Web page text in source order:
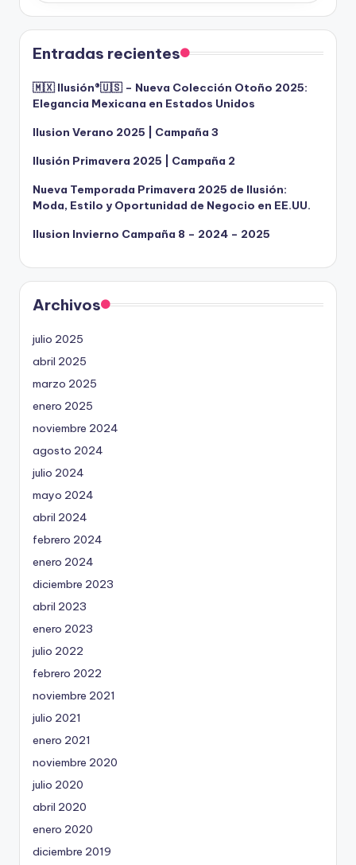
Entradas recientes
🇲🇽 Ilusión®️🇺🇸 – Nueva Colección Otoño 2025:
Elegancia Mexicana en Estados Unidos
Ilusion Verano 2025 | Campaña 3
Ilusión Primavera 2025 | Campaña 2
Nueva Temporada Primavera 2025 de Ilusión:
Moda, Estilo y Oportunidad de Negocio en EE.UU.
Ilusion Invierno Campaña 8 – 2024 – 2025
Archivos
julio 2025
abril 2025
marzo 2025
enero 2025
noviembre 2024
agosto 2024
julio 2024
mayo 2024
abril 2024
febrero 2024
enero 2024
diciembre 2023
abril 2023
enero 2023
julio 2022
febrero 2022
noviembre 2021
julio 2021
enero 2021
noviembre 2020
julio 2020
abril 2020
enero 2020
diciembre 2019